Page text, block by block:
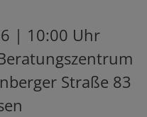
| 10:00 Uhr
Straße 83